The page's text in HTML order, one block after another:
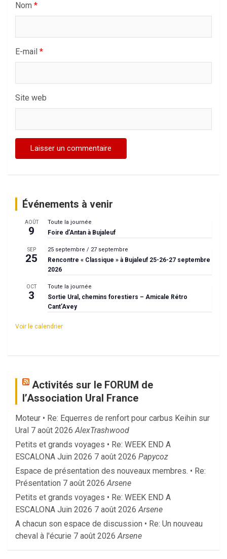
Nom *
E-mail *
Site web
Événements à venir
AOÛT
9
Toute la journée
Foire d’Antan à Bujaleuf
SEP
25
25 septembre / 27 septembre
Rencontre « Classique » à Bujaleuf 25-26-27 septembre
2026
OCT
3
Toute la journée
Sortie Ural, chemins forestiers – Amicale Rétro
Cant’Avey
Voir le calendrier
Activités sur le FORUM de
l’Association Ural France
Moteur • Re: Equerres de renfort pour carbus Keihin sur
Ural 7 août 2026 AlexTrashwood
Petits et grands voyages • Re: WEEK END A
ESCALONA Juin 2026 7 août 2026 Papycoz
Espace de présentation des nouveaux membres. • Re:
Présentation 7 août 2026 Arsene
Petits et grands voyages • Re: WEEK END A
ESCALONA Juin 2026 7 août 2026 Arsene
A chacun son espace de discussion • Re: Un nouveau
cheval à l'écurie 7 août 2026 Arsene